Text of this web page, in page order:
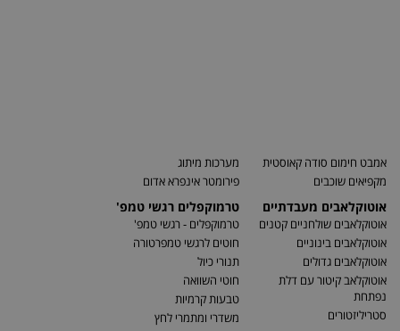
אמבט חימום סודה קאוסטית
מקפיאים שוכבים
אוטוקלאבים מעבדתיים
אוטוקלאבים שולחניים קטנים
אוטוקלאבים בינוניים
אוטוקלאבים גדולים
אוטוקלאב קיטור עם דלת
נפתחת
סטריליזטורים
מערכות מיתוג
פירומטר אינפרא אדום
טרמוקפלים רגשי טמפ'
טרמוקפלים - רגשי טמפ'
חוטים לרגשי טמפרטורה
תנורי כיול
חוטי השוואה
טבעות קרמיות
משדרי ומתמרי לחץ